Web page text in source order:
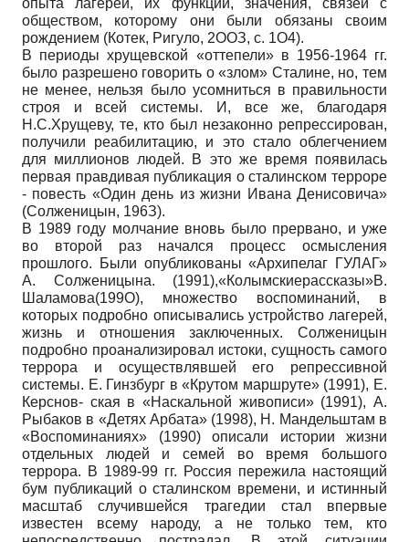
опыта лагерей, их функций, значения, связей с
обществом, которому они были обязаны своим
рождением (Котек, Ригуло, 2ООЗ, с. 1О4).
В периоды хрущевской «оттепели» в 1956-1964 гг.
было разрешено говорить о «злом» Сталине, но, тем
не менее, нельзя было усомниться в правильности
строя и всей системы. И, все же, благодаря
Н.С.Хрущеву, те, кто был незаконно репрессирован,
получили реабилитацию, и это стало облегчением
для миллионов людей. В это же время появилась
первая правдивая публикация о сталинском терроре
- повесть «Один день из жизни Ивана Денисовича»
(Солженицын, 196З).
В 1989 году молчание вновь было прервано, и уже
во второй раз начался процесс осмысления
прошлого. Были опубликованы «Архипелаг ГУЛАГ»
А. Солженицына. (1991),«Колымскиерассказы»В.
Шаламова(199О), множество воспоминаний, в
которых подробно описывались устройство лагерей,
жизнь и отношения заключенных. Солженицын
подробно проанализировал истоки, сущность самого
террора и осуществлявшей его репрессивной
системы. Е. Гинзбург в «Крутом маршруте» (1991), Е.
Керснов- ская в «Наскальной живописи» (1991), А.
Рыбаков в «Детях Арбата» (1998), Н. Мандельштам в
«Воспоминаниях» (1990) описали истории жизни
отдельных людей и семей во время большого
террора. В 1989-99 гг. Россия пережила настоящий
бум публикаций о сталинском времени, и истинный
масштаб случившейся трагедии стал впервые
известен всему народу, а не только тем, кто